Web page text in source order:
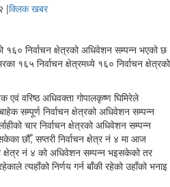
|क्लिक खबर
निर्वाचन क्षेत्रको अधिवेशन सम्पन्न भएको छ
१६५ निर्वाचन क्षेत्रमध्ये १६० निर्वाचन क्षेत्रको
एवं वरिष्ठ अधिवक्ता गोपालकृष्ण घिमिरेले
सम्पूर्ण निर्वाचन क्षेत्रको अधिवेशन सम्पन्न
चार निर्वाचन क्षेत्रको अधिवेशन सम्पन्न
छौँ, सप्तरी निर्वाचन क्षेत्र नं ४ मा आज
क्षेत्र नं ४ को अधिवेशन सम्पन्न भइसकेको तर
त्यहाँको निर्णय गर्न बाँकी रहेको उहाँको भनाइ